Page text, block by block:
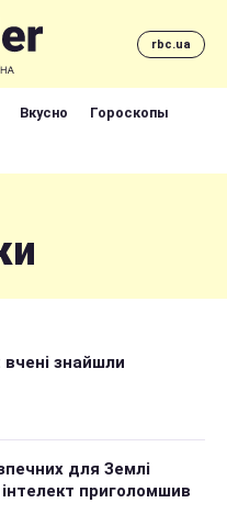
rbc.ua
Вкусно Гороскопы
знайшли
для Землі
приголомшив